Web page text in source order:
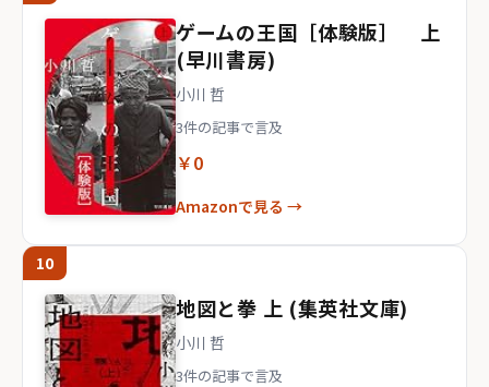
ゲームの王国［体験版］ 上
(早川書房)
小川 哲
3件の記事で言及
￥0
Amazonで見る →
10
地図と拳 上 (集英社文庫)
小川 哲
3件の記事で言及